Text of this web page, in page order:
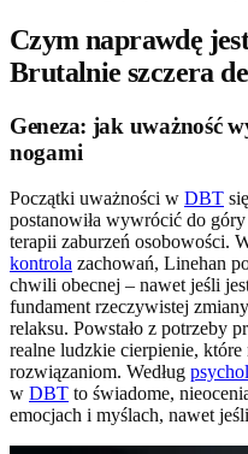
Czym naprawdę
Brutalnie szczera
Geneza: jak uważność
nogami
Początki uważności w DBT
postanowiła wywrócić do
terapii zaburzeń osobowości.
kontrola zachowań, Linehan
chwili obecnej – nawet jeśli
fundament rzeczywistej
relaksu. Powstało z potrzeby
realne ludzkie cierpienie, które
rozwiązaniom. Według
w DBT to świadome,
emocjach i myślach, nawet